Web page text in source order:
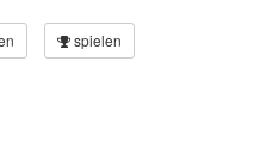
spielen